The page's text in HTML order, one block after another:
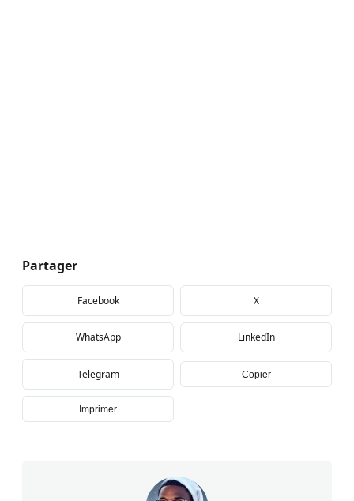
Partager
Facebook X
WhatsApp LinkedIn
Telegram Copier
Imprimer